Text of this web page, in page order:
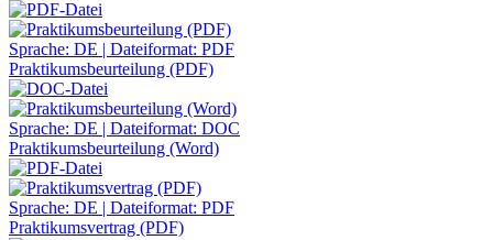
Sprache: DE | Dateiformat: PDF
Praktikumsbeurteilung (PDF)
Sprache: DE | Dateiformat: DOC
Praktikumsbeurteilung (Word)
Sprache: DE | Dateiformat: PDF
Praktikumsvertrag (PDF)